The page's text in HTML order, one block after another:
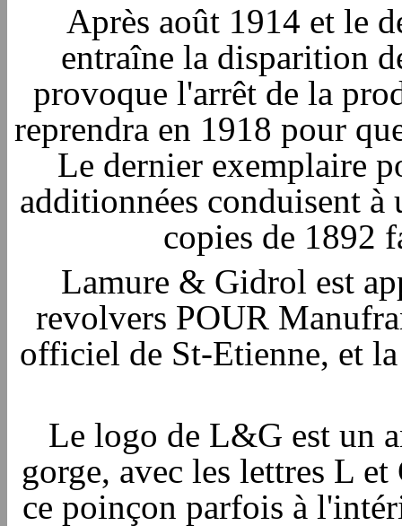
Après août 1914 et le
entraîne la disparition
provoque l'arrêt de la
reprendra en 1918 pour
Le dernier exemplaire
additionnées conduisent
copies de 1892
Lamure & Gidrol est
revolvers POUR
officiel de St-Etienne, et
Le logo de L&G est un
gorge, avec les lettres L
ce poinçon parfois à